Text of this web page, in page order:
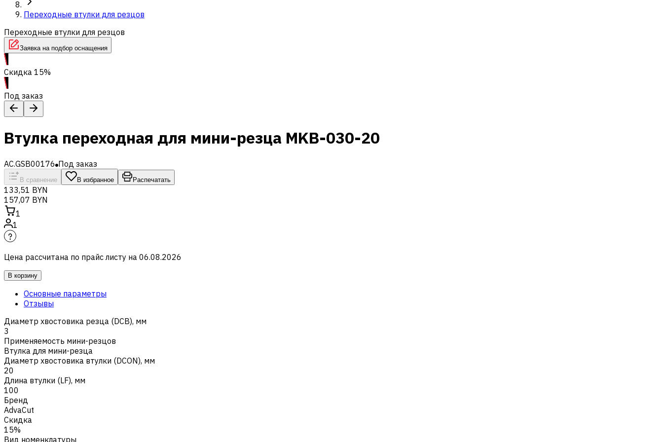
Переходные втулки для резцов
Переходные втулки для резцов
Заявка на подбор оснащения
Скидка 15%
Под заказ
Втулка переходная для мини-резца MKB-030-20
AC.GSB00176 Под заказ
В сравнение В избранное Распечатать
133,51 BYN
157,07 BYN
1
1
Цена рассчитана по прайс листу на 06.08.2026
В корзину
Основные параметры
Отзывы
Диаметр хвостовика резца (DCB), мм
3
Применяемость мини-резцов
Втулка для мини-резца
Диаметр хвостовика втулки (DCON), мм
20
Длина втулки (LF), мм
100
Бренд
AdvaCut
Скидка
15%
Вид номенклатуры